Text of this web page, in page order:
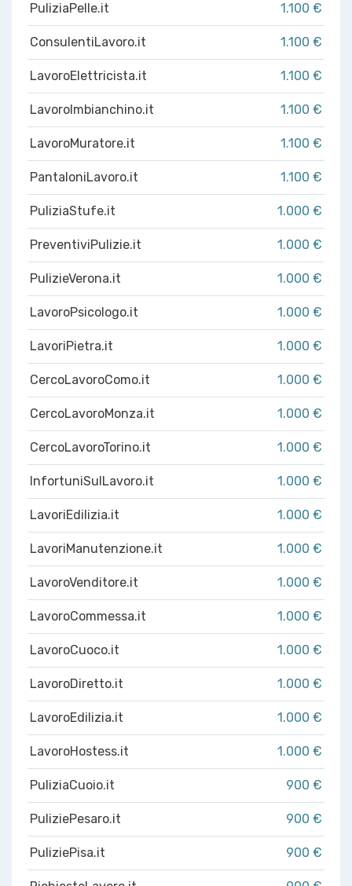
PuliziaPelle.it 1.100 €
ConsulentiLavoro.it 1.100 €
LavoroElettricista.it 1.100 €
LavoroImbianchino.it 1.100 €
LavoroMuratore.it 1.100 €
PantaloniLavoro.it 1.100 €
PuliziaStufe.it 1.000 €
PreventiviPulizie.it 1.000 €
PulizieVerona.it 1.000 €
LavoroPsicologo.it 1.000 €
LavoriPietra.it 1.000 €
CercoLavoroComo.it 1.000 €
CercoLavoroMonza.it 1.000 €
CercoLavoroTorino.it 1.000 €
InfortuniSulLavoro.it 1.000 €
LavoriEdilizia.it 1.000 €
LavoriManutenzione.it 1.000 €
LavoroVenditore.it 1.000 €
LavoroCommessa.it 1.000 €
LavoroCuoco.it 1.000 €
LavoroDiretto.it 1.000 €
LavoroEdilizia.it 1.000 €
LavoroHostess.it 1.000 €
PuliziaCuoio.it 900 €
PuliziePesaro.it 900 €
PuliziePisa.it 900 €